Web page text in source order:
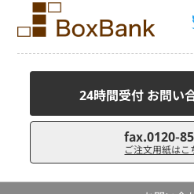
24時間受付 お問い
fax.0120-
ご注文用紙はこ